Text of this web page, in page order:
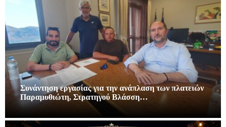
Συνάντηση εργασίας για την ανάπλαση των πλατειών
Παραμυθιώτη, Στρατηγού Βλάσση…